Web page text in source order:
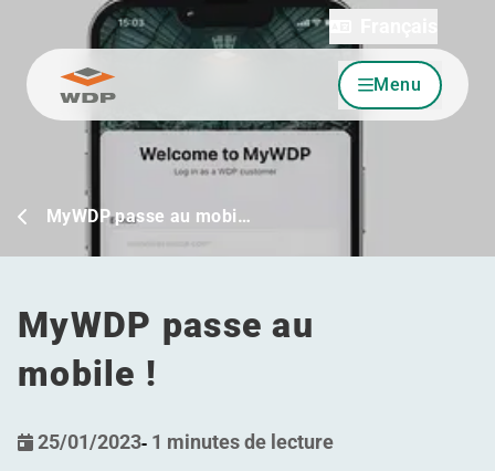
Allez au contenu Menu
MyWDP passe au mobi…
MyWDP passe au
mobile !
25/01/2023- 1 minutes de lecture